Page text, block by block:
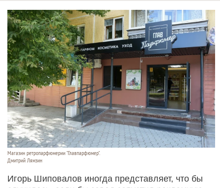
Магазин ретропарфюмерии "Главпарфюмер".
Дмитрий Лямзин
Игорь Шиповалов иногда представляет, что бы